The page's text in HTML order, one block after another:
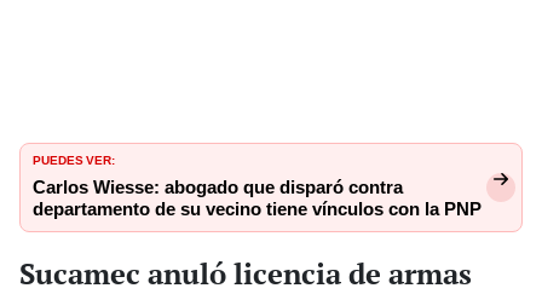
PUEDES VER:
Carlos Wiesse: abogado que disparó contra
departamento de su vecino tiene vínculos con la PNP
Sucamec anuló licencia de armas